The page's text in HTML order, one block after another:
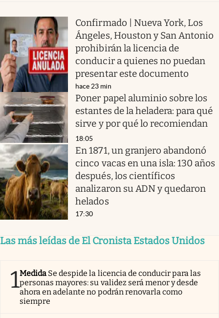
Confirmado | Nueva York, Los
Ángeles, Houston y San Antonio
prohibirán la licencia de
conducir a quienes no puedan
presentar este documento
hace 23 min
Poner papel aluminio sobre los
estantes de la heladera: para qué
sirve y por qué lo recomiendan
18:05
En 1871, un granjero abandonó
cinco vacas en una isla: 130 años
después, los científicos
analizaron su ADN y quedaron
helados
17:30
Las más leídas de El Cronista Estados Unidos
1Medida Se despide la licencia de conducir para las
personas mayores: su validez será menor y desde
ahora en adelante no podrán renovarla como
siempre